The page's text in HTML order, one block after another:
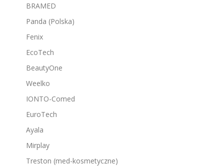
BRAMED
Panda (Polska)
Fenix
EcoTech
BeautyOne
Weelko
IONTO-Comed
EuroTech
Ayala
Mirplay
Treston (med-kosmetyczne)